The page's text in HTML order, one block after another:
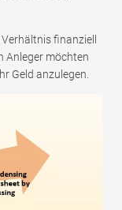
finanziell
Anleger möchten
Geld anzulegen.